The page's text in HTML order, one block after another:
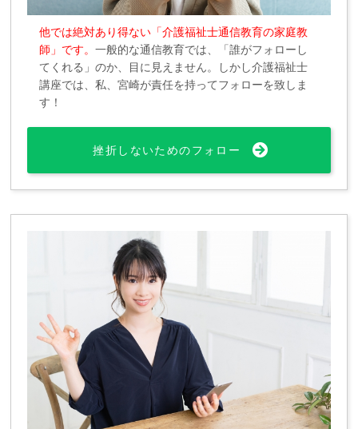
他では絶対あり得ない「介護福祉士通信教育の家庭教
師」です。一般的な通信教育では、「誰がフォローし
てくれる」のか、目に見えません。しかし介護福祉士
講座では、私、宮崎が責任を持ってフォローを致しま
す！
挫折しないためのフォロー